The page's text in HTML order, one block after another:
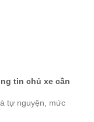
tin chủ xe cần
tự nguyện, mức